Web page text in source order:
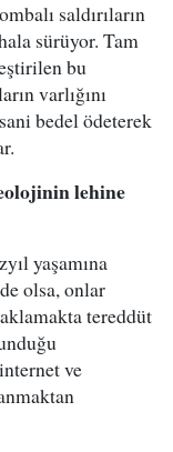
saldırıların
sürüyor. Tam
bu
varlığını
bedel ödeterek
lehine
yaşamına
olsa, onlar
tereddüt
ve